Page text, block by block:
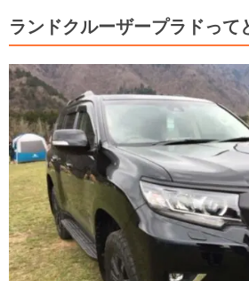
ランドクルーザープラドって